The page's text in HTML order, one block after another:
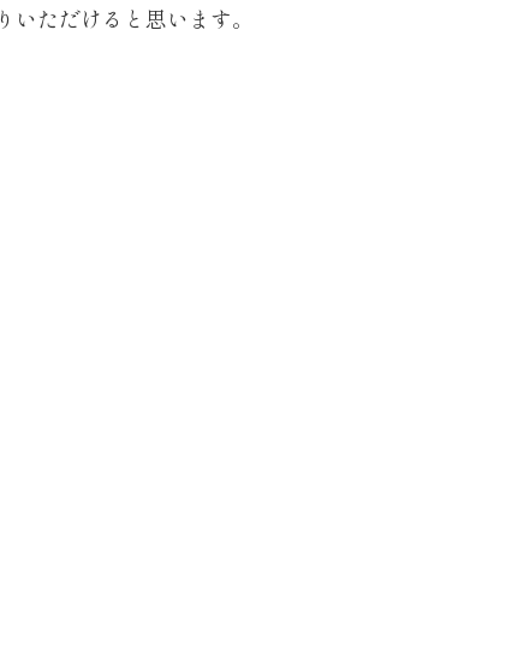
ただけると思います。